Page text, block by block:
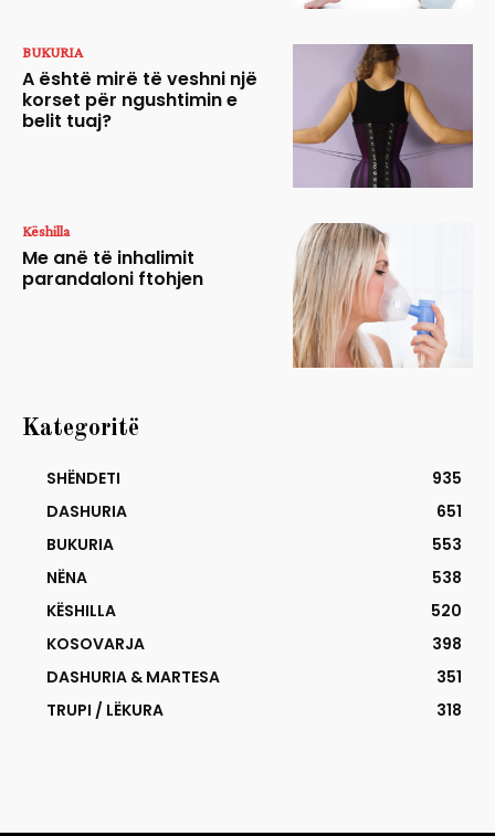
BUKURIA
A është mirë të veshni një
korset për ngushtimin e
belit tuaj?
Këshilla
Me anë të inhalimit
parandaloni ftohjen
Kategoritë
SHËNDETI
935
DASHURIA
651
BUKURIA
553
NËNA
538
KËSHILLA
520
KOSOVARJA
398
DASHURIA & MARTESA
351
TRUPI / LËKURA
318